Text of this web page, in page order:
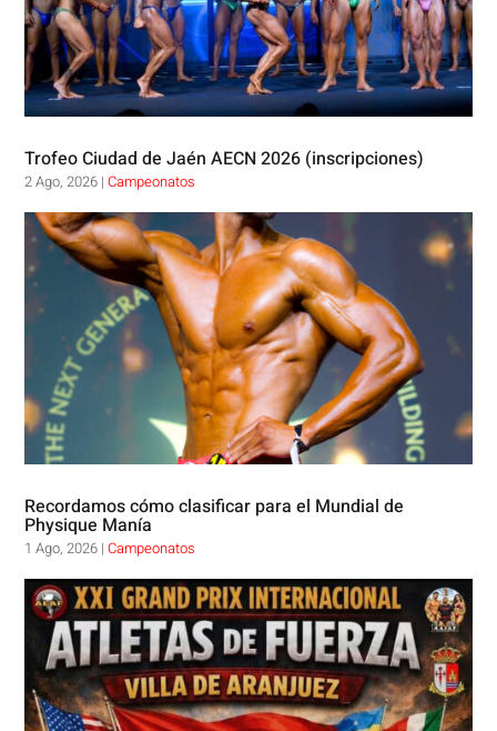
Trofeo Ciudad de Jaén AECN 2026 (inscripciones)
2 Ago, 2026 |Campeonatos
Recordamos cómo clasificar para el Mundial de
Physique Manía
1 Ago, 2026 |Campeonatos